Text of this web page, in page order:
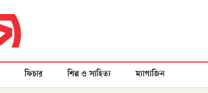
ফিচার শিল্প ও সাহিত্য ম্যাগাজিন